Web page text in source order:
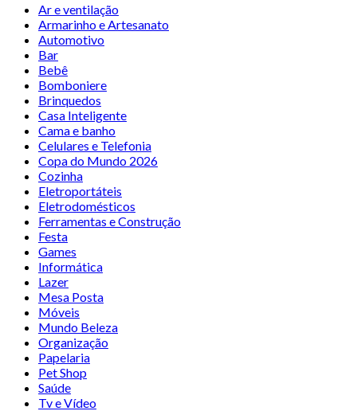
Ar e ventilação
Armarinho e Artesanato
Automotivo
Bar
Bebê
Bomboniere
Brinquedos
Casa Inteligente
Cama e banho
Celulares e Telefonia
Copa do Mundo 2026
Cozinha
Eletroportáteis
Eletrodomésticos
Ferramentas e Construção
Festa
Games
Informática
Lazer
Mesa Posta
Móveis
Mundo Beleza
Organização
Papelaria
Pet Shop
Saúde
Tv e Vídeo